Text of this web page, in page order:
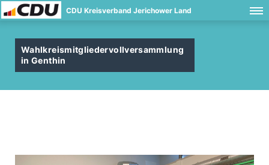
CDU Kreisverband Jerichower Land
Wahlkreismitgliedervollversammlung
in Genthin